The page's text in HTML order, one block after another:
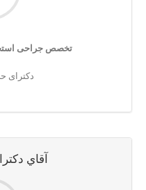
تخصص جراحی
دکترای
آقاي